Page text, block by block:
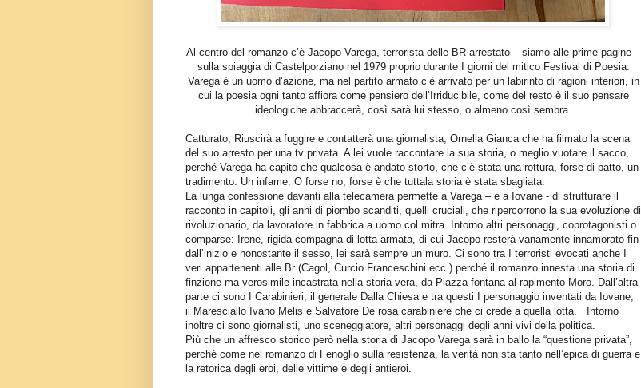
Al centro del romanzo c’è Jacopo Varega, terrorista delle BR arrestato – siamo alle prime pagine –
sulla spiaggia di Castelporziano nel 1979 proprio durante I giorni del mitico Festival di Poesia.
Varega è un uomo d’azione, ma nel partito armato c’è arrivato per un labirinto di ragioni interiori, in
cui la poesia ogni tanto affiora come pensiero dell’Irriducibile, come del resto è il suo pensare
ideologiche abbraccerà, così sarà lui stesso, o almeno così sembra.
Catturato, Riuscirà a fuggire e contatterà una giornalista, Ornella Gianca che ha filmato la scena
del suo arresto per una tv privata. A lei vuole raccontare la sua storia, o meglio vuotare il sacco,
perché Varega ha capito che qualcosa è andato storto, che c’è stata una rottura, forse di patto, un
tradimento. Un infame. O forse no, forse è che tuttala storia è stata sbagliata.
La lunga confessione davanti alla telecamera permette a Varega – e a Iovane - di strutturare il
racconto in capitoli, gli anni di piombo scanditi, quelli cruciali, che ripercorrono la sua evoluzione di
rivoluzionario, da lavoratore in fabbrica a uomo col mitra. Intorno altri personaggi, coprotagonisti o
comparse: Irene, rigida compagna di lotta armata, di cui Jacopo resterà vanamente innamorato fin
dall’inizio e nonostante il sesso, lei sarà sempre un muro. Ci sono tra I terroristi evocati anche I
veri appartenenti alle Br (Cagol, Curcio Franceschini ecc.) perché il romanzo innesta una storia di
finzione ma verosimile incastrata nella storia vera, da Piazza fontana al rapimento Moro. Dall’altra
parte ci sono I Carabinieri, il generale Dalla Chiesa e tra questi I personaggio inventati da Iovane,
il Maresciallo Ivano Melis e Salvatore De rosa carabiniere che ci crede a quella lotta.
Intorno
inoltre ci sono giornalisti, uno sceneggiatore, altri personaggi degli anni vivi della politica.
Più che un affresco storico però nella storia di Jacopo Varega sarà in ballo la “questione privata”,
perché come nel romanzo di Fenoglio sulla resistenza, la verità non sta tanto nell’epica di guerra e
la retorica degli eroi, delle vittime e degli antieroi.